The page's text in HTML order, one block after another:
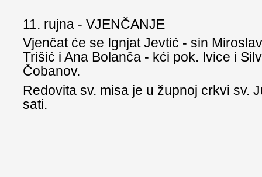
11. rujna - VJENČANJE
Vjenčat će se Ignjat Jevtić - sin
Trišić i Ana Bolanča - kći pok. Ivice i
Čobanov.
Redovita sv. misa je u župnoj crkvi sv.
sati.